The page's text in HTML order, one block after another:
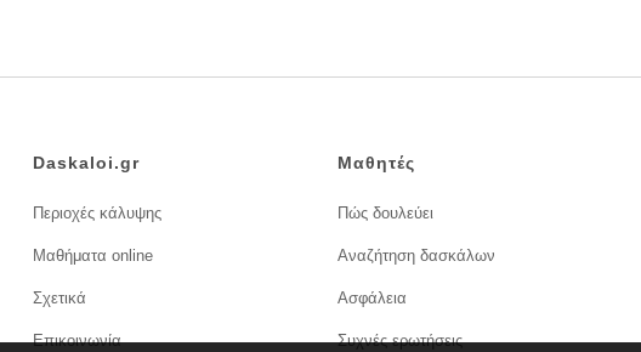
Daskaloi.gr
Περιοχές κάλυψης
Μαθήματα online
Σχετικά
Επικοινωνία
Μαθητές
Πώς δουλεύει
Αναζήτηση δασκάλων
Ασφάλεια
Συχνές ερωτήσεις